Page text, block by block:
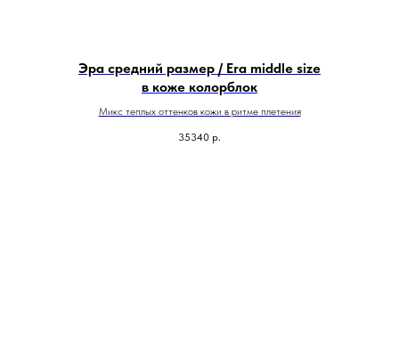
Эра средний размер / Era middle size
в коже колорблок
Микс теплых оттенков кожи в ритме плетения
35340 р.